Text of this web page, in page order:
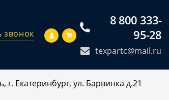
звонок
8 800 333-
95-28
texpartc@mail.ru
г. Екатеринбург, ул. Барвинка д.21